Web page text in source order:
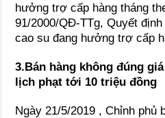
hưởng trợ cấp hàng tháng
91/2000/QĐ-TTg, Quyết
cao su đang hưởng trợ cấp
3.Bán hàng không đúng
lịch phạt tới 10 triệu đồng
Ngày 21/5/2019 , Chỉnh phủ